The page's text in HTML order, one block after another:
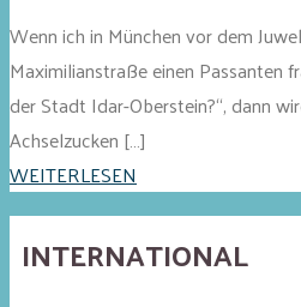
Wenn ich in München vor dem
Maximilianstraße einen Passanten
der Stadt Idar-Oberstein?“, dann
Achselzucken […]
WEITERLESEN
INTERNATIONAL